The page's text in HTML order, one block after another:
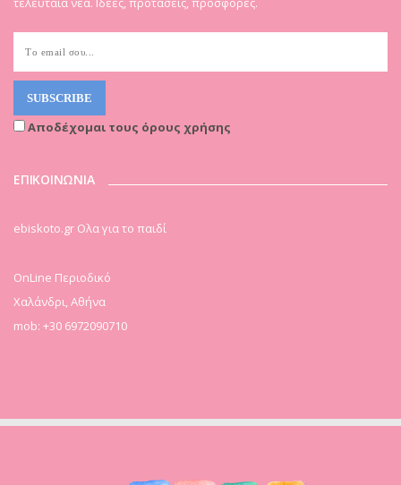
Αποδέχομαι τους όρους χρήσης
ΕΠΙΚΟΙΝΩΝΙΑ
ebiskoto.gr Ολα για το παιδί
OnLine Περιοδικό
Χαλάνδρι, Αθήνα
mob: +30 6972090710